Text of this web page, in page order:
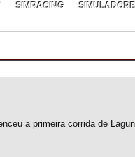
SIMRACING
a primeira corrida de